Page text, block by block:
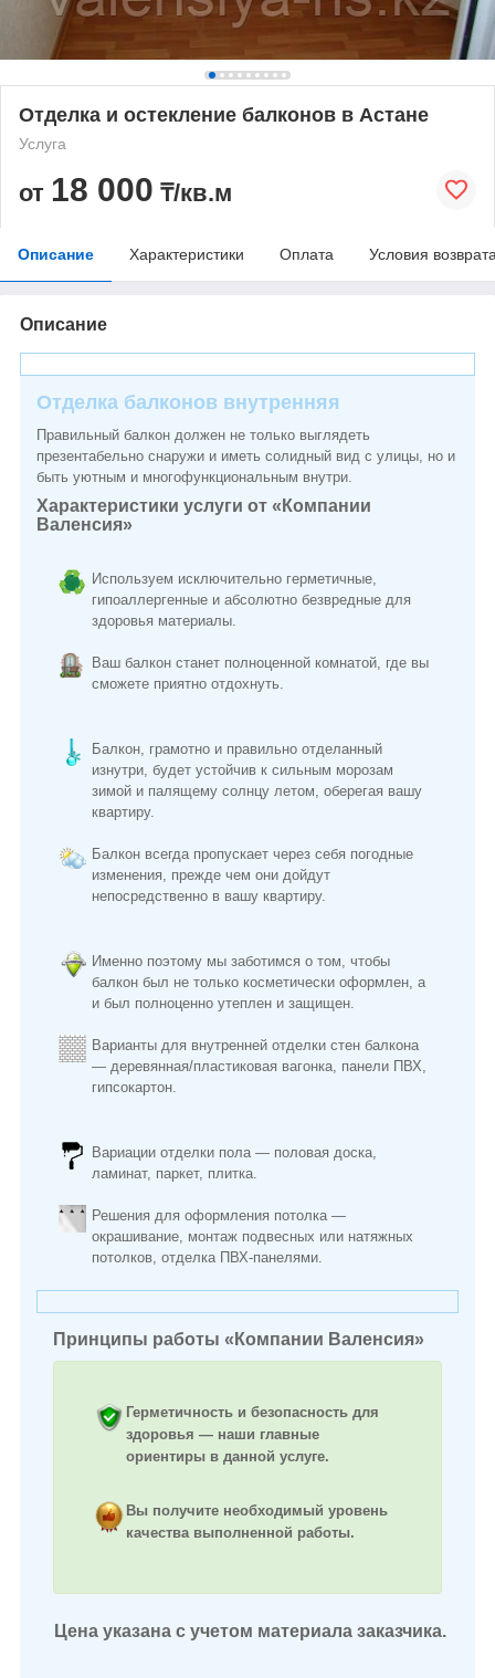
Отделка и остекление балконов в Астане
Услуга
от 18 000 ₸/кв.м
Описание Характеристики Оплата Условия
Описание
Отделка балконов внутренняя
Правильный балкон должен не только выглядеть
презентабельно снаружи и иметь солидный вид с улицы, но и
быть уютным и многофункциональным внутри.
Характеристики услуги от «Компании
Валенсия»
Используем исключительно герметичные,
гипоаллергенные и абсолютно безвредные для
здоровья материалы.
Ваш балкон станет полноценной комнатой, где вы
сможете приятно отдохнуть.
Балкон, грамотно и правильно отделанный
изнутри, будет устойчив к сильным морозам
зимой и палящему солнцу летом, оберегая вашу
квартиру.
Балкон всегда пропускает через себя погодные
изменения, прежде чем они дойдут
непосредственно в вашу квартиру.
Именно поэтому мы заботимся о том, чтобы
балкон был не только косметически оформлен, а
и был полноценно утеплен и защищен.
Варианты для внутренней отделки стен балкона
― деревянная/пластиковая вагонка, панели ПВХ,
гипсокартон.
Вариации отделки пола ― половая доска,
ламинат, паркет, плитка.
Решения для оформления потолка ―
окрашивание, монтаж подвесных или натяжных
потолков, отделка ПВХ-панелями.
Принципы работы «Компании Валенсия»
Герметичность и безопасность для
здоровья ― наши главные
ориентиры в данной услуге.
Вы получите необходимый уровень
качества выполненной работы.
Цена указана с учетом материала заказчика.